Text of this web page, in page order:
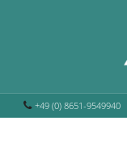
+49 (0) 8651-9549940